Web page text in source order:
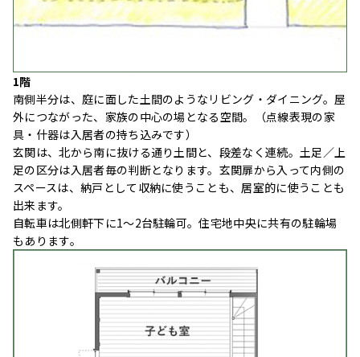
1階
南側半分は、庭に面した土間のようなリビング・ダイニング。屋
外につながった、家族の中心の場となる空間。（点線表現の家
具・什器は入居者の持ち込みです）
玄関は、北から南に抜ける通り土間と、段差なく連続。土足／上
足の区分は入居者毎の判断となります。玄関扉から入って内側の
スペースは、納戸として収納に使うことも、居室的に使うことも
出来ます。
自転車は北側軒下に1～2台駐輪可。住宅地中央に共有の駐輪場
もあります。